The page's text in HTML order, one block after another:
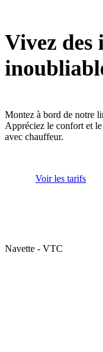
Vivez des
Montez à bord de notre
Appréciez le confort et
avec chauffeur.
Voir les tarifs
Navette - VTC